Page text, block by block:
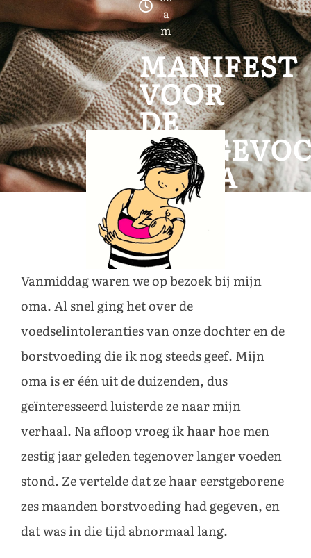
a
m
MANIFEST
VOOR
DE
MAMA
Vanmiddag waren we op bezoek bij mijn
oma. Al snel ging het over de
voedselintoleranties van onze dochter en de
borstvoeding die ik nog steeds geef. Mijn
oma is er één uit de duizenden, dus
geïnteresseerd luisterde ze naar mijn
verhaal. Na afloop vroeg ik haar hoe men
zestig jaar geleden tegenover langer voeden
stond. Ze vertelde dat ze haar eerstgeborene
zes maanden borstvoeding had gegeven, en
dat was in die tijd abnormaal lang.